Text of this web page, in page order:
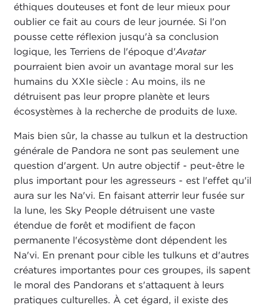
éthiques douteuses et font de leur mieux pour
oublier ce fait au cours de leur journée. Si l'on
pousse cette réflexion jusqu'à sa conclusion
logique, les Terriens de l'époque d'Avatar
pourraient bien avoir un avantage moral sur les
humains du XXIe siècle : Au moins, ils ne
détruisent pas leur propre planète et leurs
écosystèmes à la recherche de produits de luxe.
Mais bien sûr, la chasse au tulkun et la destruction
générale de Pandora ne sont pas seulement une
question d'argent. Un autre objectif - peut-être le
plus important pour les agresseurs - est l'effet qu'il
aura sur les Na'vi. En faisant atterrir leur fusée sur
la lune, les Sky People détruisent une vaste
étendue de forêt et modifient de façon
permanente l'écosystème dont dépendent les
Na'vi. En prenant pour cible les tulkuns et d'autres
créatures importantes pour ces groupes, ils sapent
le moral des Pandorans et s'attaquent à leurs
pratiques culturelles. À cet égard, il existe des